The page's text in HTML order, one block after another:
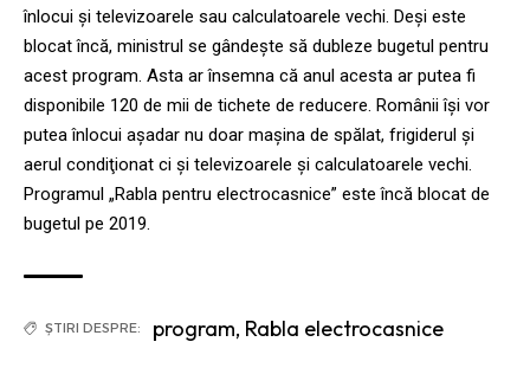
înlocui şi televizoarele sau calculatoarele vechi. Deşi este
blocat încă, ministrul se gândeşte să dubleze bugetul pentru
acest program. Asta ar însemna că anul acesta ar putea fi
disponibile 120 de mii de tichete de reducere. Românii îşi vor
putea înlocui aşadar nu doar maşina de spălat, frigiderul şi
aerul condiţionat ci şi televizoarele şi calculatoarele vechi.
Programul „Rabla pentru electrocasnice” este încă blocat de
bugetul pe 2019.
ȘTIRI DESPRE: program, Rabla electrocasnice